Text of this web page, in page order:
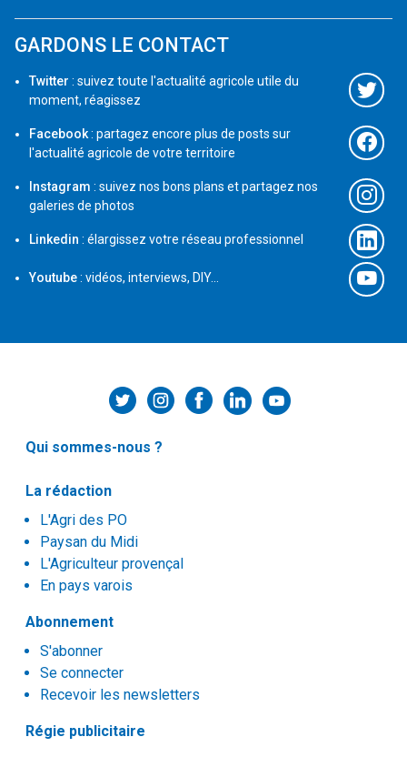
GARDONS LE CONTACT
Twitter : suivez toute l'actualité agricole utile du
moment, réagissez
Facebook: partagez encore plus de posts sur
l'actualité agricole de votre territoire
Instagram : suivez nos bons plans et partagez nos
galeries de photos
Linkedin : élargissez votre réseau professionnel
Youtube: vidéos, interviews, DIY...
Qui sommes-nous ?
La rédaction
L'Agri des PO
Paysan du Midi
L'Agriculteur provençal
En pays varois
Abonnement
S'abonner
Se connecter
Recevoir les newsletters
Régie publicitaire